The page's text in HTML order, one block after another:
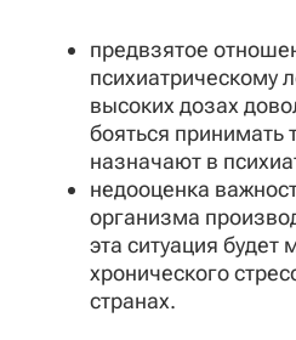
предвзятое
психиатрическому
высоких дозах
бояться принимать
назначают в
недооценка
организма
эта ситуация будет
хронического
странах.